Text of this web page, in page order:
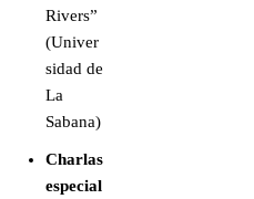
Rivers”
(Univer
sidad de
La
Sabana)
Charlas
especial